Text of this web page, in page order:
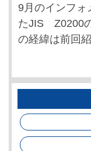
9月のインフォ
たJIS Z0200
の経緯は前回